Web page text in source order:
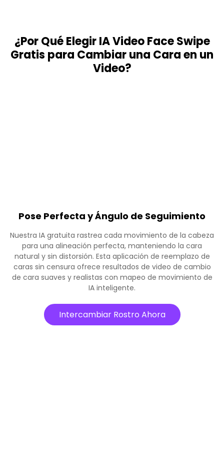
¿Por Qué Elegir IA Video Face Swipe
Gratis para Cambiar una Cara en un
Video?
Pose Perfecta y Ángulo de Seguimiento
Nuestra IA gratuita rastrea cada movimiento de la cabeza
para una alineación perfecta, manteniendo la cara
natural y sin distorsión. Esta aplicación de reemplazo de
caras sin censura ofrece resultados de video de cambio
de cara suaves y realistas con mapeo de movimiento de
IA inteligente.
Intercambiar Rostro Ahora